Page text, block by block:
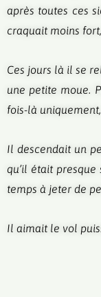
après toutes ces
craquait moins
Ces jours là il se
une petite moue.
fois-là
Il descendait un
qu’il était
temps à jeter de
Il aimait le vol